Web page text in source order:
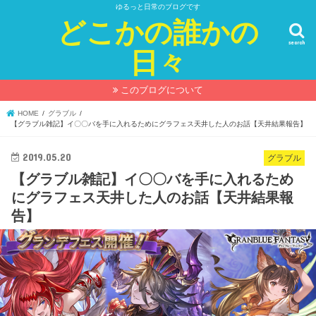
ゆるっと日常のブログです
どこかの誰かの
日々
search
このブログについて
HOME
グラブル
【グラブル雑記】イ〇〇バを手に入れるためにグラフェス天井した人のお話【天井結果報告】
グラブル
2019.05.20
【グラブル雑記】イ〇〇バを手に入れるため
にグラフェス天井した人のお話【天井結果報
告】